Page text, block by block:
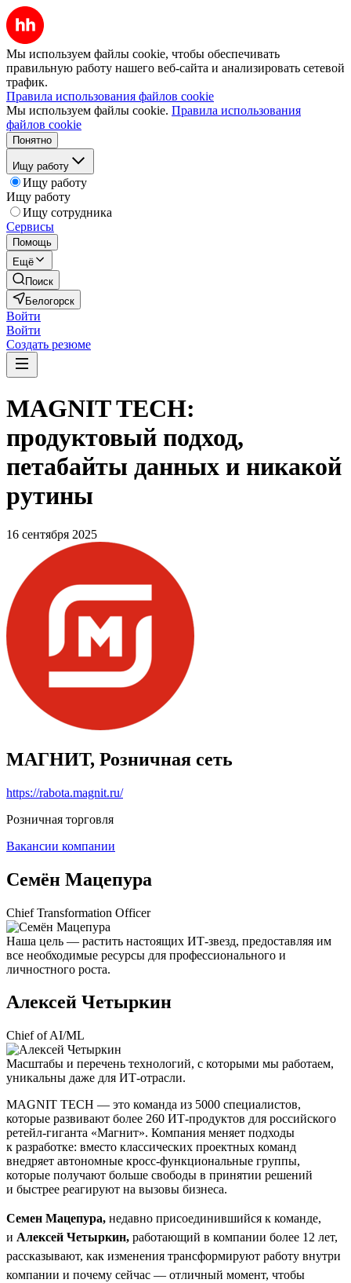
Мы используем файлы cookie, чтобы обеспечивать
правильную работу нашего веб-сайта и анализировать сетевой
трафик.
Правила использования файлов cookie
Мы используем файлы cookie. Правила использования
файлов cookie
Понятно
Ищу работу
Ищу работу
Ищу работу
Ищу сотрудника
Сервисы
Помощь
Ещё
Поиск
Белогорск
Войти
Войти
Создать резюме
MAGNIT TECH:
продуктовый подход,
петабайты данных и никакой
рутины
16 сентября 2025
МАГНИТ, Розничная сеть
https://rabota.magnit.ru/
Розничная торговля
Вакансии компании
Семён Мацепура
Chief Transformation Officer
Наша цель — растить настоящих ИТ-звезд, предоставляя им
все необходимые ресурсы для профессионального и
личностного роста.
Алексей Четыркин
Chief of AI/ML
Масштабы и перечень технологий, с которыми мы работаем,
уникальны даже для ИТ-отрасли.
MAGNIT TECH — это команда из 5000 специалистов,
которые развивают более 260 ИТ-продуктов для российского
ретейл-гиганта «Магнит». Компания меняет подходы
к разработке: вместо классических проектных команд
внедряет автономные кросс-функциональные группы,
которые получают больше свободы в принятии решений
и быстрее реагируют на вызовы бизнеса.
Семен Мацепура, недавно присоединившийся к команде,
и Алексей Четыркин, работающий в компании более 12 лет,
рассказывают, как изменения трансформируют работу внутри
компании и почему сейчас — отличный момент, чтобы